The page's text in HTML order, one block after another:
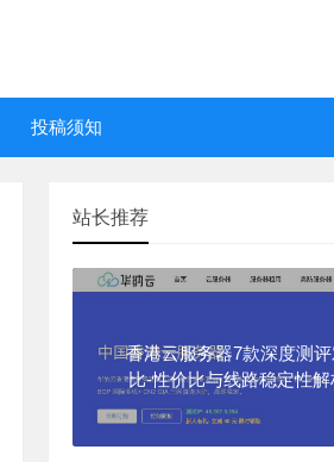
投稿须知
站长推荐
香港云服务器7款深度测
比-性价比与线路稳定性解